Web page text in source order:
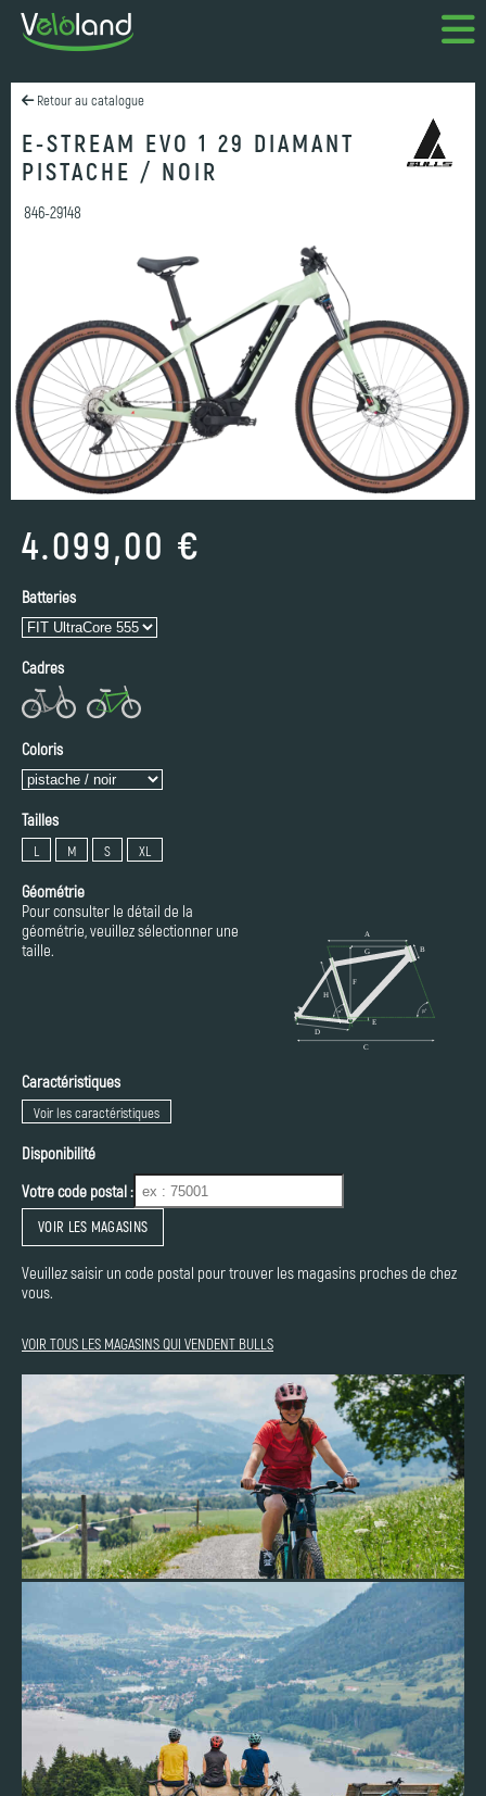
Retour au catalogue
E-STREAM EVO 1 29 DIAMANT
PISTACHE / NOIR
846-29148
4.099,00 €
Batteries
Cadres
Coloris
Tailles
L M S XL
Géométrie
Pour consulter le détail de la
géométrie, veuillez sélectionner une
taille.
Caractéristiques
Voir les caractéristiques
Disponibilité
Votre code postal :
VOIR LES MAGASINS
Veuillez saisir un code postal pour trouver les magasins proches de chez
vous.
VOIR TOUS LES MAGASINS QUI VENDENT BULLS